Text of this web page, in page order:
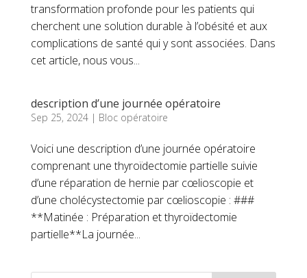
transformation profonde pour les patients qui
cherchent une solution durable à l’obésité et aux
complications de santé qui y sont associées. Dans
cet article, nous vous...
description d’une journée opératoire
Sep 25, 2024| Bloc opératoire
Voici une description d’une journée opératoire
comprenant une thyroïdectomie partielle suivie
d’une réparation de hernie par cœlioscopie et
d’une cholécystectomie par cœlioscopie : ###
**Matinée : Préparation et thyroïdectomie
partielle**La journée...